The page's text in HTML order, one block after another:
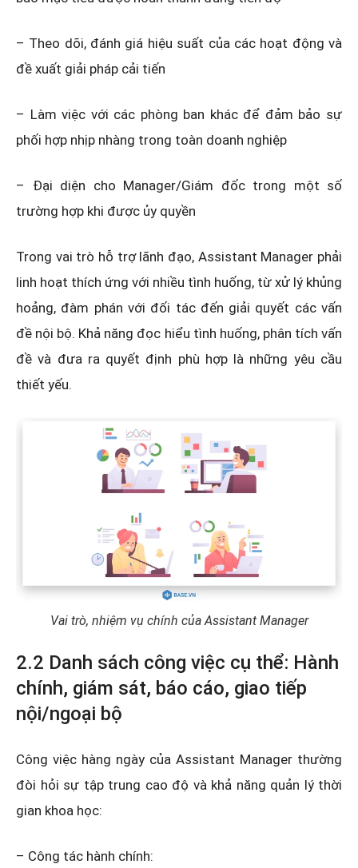
– Theo dõi, đánh giá hiệu suất của các hoạt động và
đề xuất giải pháp cải tiến
– Làm việc với các phòng ban khác để đảm bảo sự
phối hợp nhịp nhàng trong toàn doanh nghiệp
– Đại diện cho Manager/Giám đốc trong một số
trường hợp khi được ủy quyền
Trong vai trò hỗ trợ lãnh đạo, Assistant Manager phải
linh hoạt thích ứng với nhiều tình huống, từ xử lý khủng
hoảng, đàm phán với đối tác đến giải quyết các vấn
đề nội bộ. Khả năng đọc hiểu tình huống, phân tích vấn
đề và đưa ra quyết định phù hợp là những yêu cầu
thiết yếu.
Vai trò, nhiệm vụ chính của Assistant Manager
2.2 Danh sách công việc cụ thể: Hành
chính, giám sát, báo cáo, giao tiếp
nội/ngoại bộ
Công việc hàng ngày của Assistant Manager thường
đòi hỏi sự tập trung cao độ và khả năng quản lý thời
gian khoa học:
– Công tác hành chính: